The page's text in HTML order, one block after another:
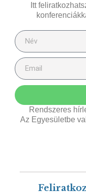
Itt
Rendszeres
Az Egyesületbe